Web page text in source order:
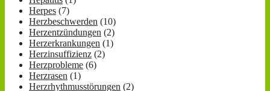
Herpes (7)
Herzbeschwerden (10)
Herzentzündungen (2)
Herzerkrankungen (1)
Herzinsuffizienz (2)
Herzprobleme (6)
Herzrasen (1)
Herzrhythmusstörungen (2)